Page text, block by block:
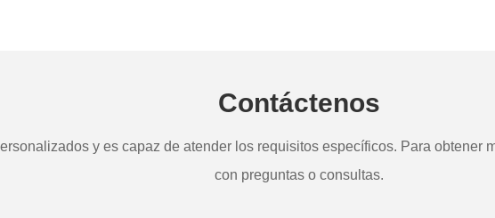
Contáctenos
y es capaz de atender los requisitos específicos. Para obtener
con preguntas o consultas.